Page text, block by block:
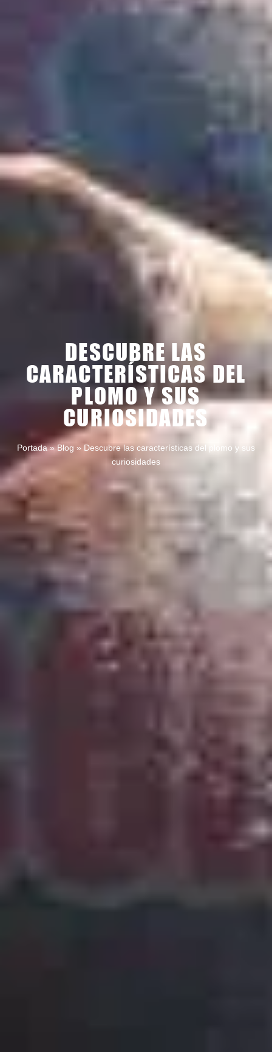
DESCUBRE LAS
CARACTERÍSTICAS DEL
PLOMO Y SUS
CURIOSIDADES
Portada»Blog » Descubre las características del plomo y sus
curiosidades